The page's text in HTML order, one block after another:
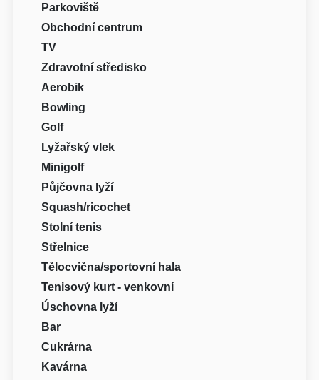
Parkoviště
Obchodní centrum
TV
Zdravotní středisko
Aerobik
Bowling
Golf
Lyžařský vlek
Minigolf
Půjčovna lyží
Squash/ricochet
Stolní tenis
Střelnice
Tělocvična/sportovní hala
Tenisový kurt - venkovní
Úschovna lyží
Bar
Cukrárna
Kavárna